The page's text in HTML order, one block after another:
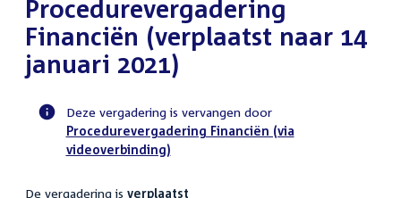
Procedurevergadering
Financiën (verplaatst naar 14
januari 2021)
Voortgangsstatus
commissie
activiteit
Deze vergadering is vervangen door
Procedurevergadering Financiën (via
videoverbinding)
De vergadering is verplaatst